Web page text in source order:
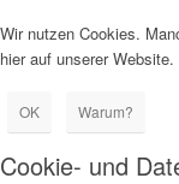
Wir nutzen Cookies.
hier auf unserer
OK Warum?
Cookie- und